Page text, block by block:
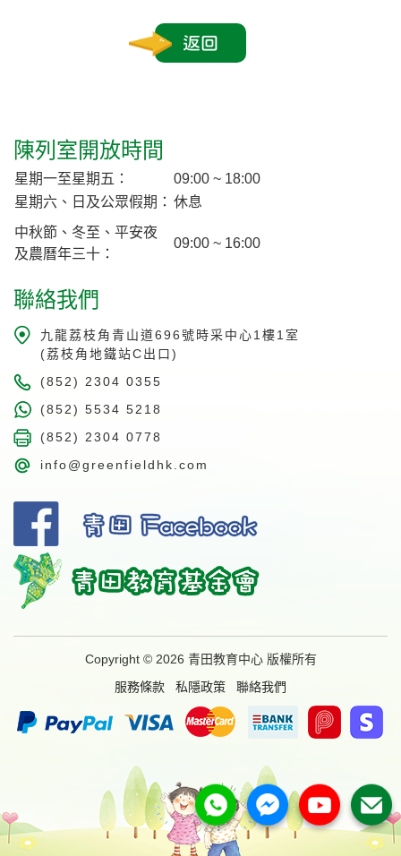
返回
陳列室開放時間
星期一至星期五：
09:00 ~ 18:00
星期六、日及公眾假期： 休息
中秋節、冬至、平安夜
及農曆年三十：
09:00 ~ 16:00
聯絡我們
九龍荔枝角青山道696號時采中心1樓1室
(荔枝角地鐵站C出口)
(852) 2304 0355
(852) 5534 5218
(852) 2304 0778
info@greenfieldhk.com
Copyright © 2026 青田教育中心 版權所有
服務條款
私隱政策 聯絡我們